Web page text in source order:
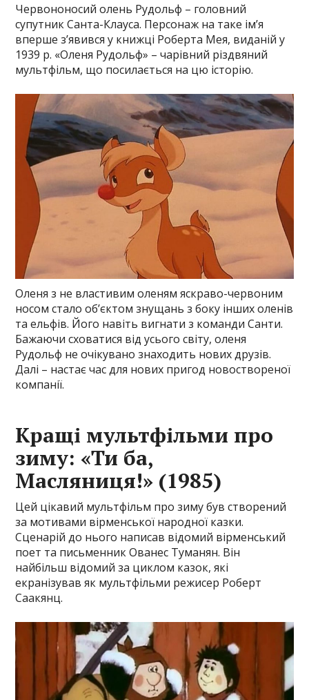
Червононосий олень Рудольф – головний
супутник Санта-Клауса. Персонаж на таке ім’я
вперше з’явився у книжці Роберта Мея, виданій у
1939 р. «Оленя Рудольф» – чарівний різдвяний
мультфільм, що посилається на цю історію.
Оленя з не властивим оленям яскраво-червоним
носом стало об’єктом знущань з боку інших оленів
та ельфів. Його навіть вигнати з команди Санти.
Бажаючи сховатися від усього світу, оленя
Рудольф не очікувано знаходить нових друзів.
Далі – настає час для нових пригод новоствореної
компанії.
Кращі мультфільми про
зиму: «Ти ба,
Масляниця!» (1985)
Цей цікавий мультфільм про зиму був створений
за мотивами вірменської народної казки.
Сценарій до нього написав відомий вірменський
поет та письменник Ованес Туманян. Він
найбільш відомий за циклом казок, які
екранізував як мультфільми режисер Роберт
Саакянц.